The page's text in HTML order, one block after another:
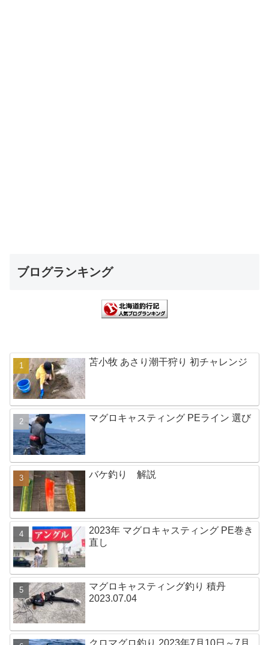
ブログランキング
苫小牧 あさり潮干狩り 初チャレンジ
マグロキャスティング PEライン 選び
バケ釣り 解説
2023年 マグロキャスティング PE巻き
直し
マグロキャスティング釣り 積丹
2023.07.04
クロマグロ釣り 2023年7月10日～7月